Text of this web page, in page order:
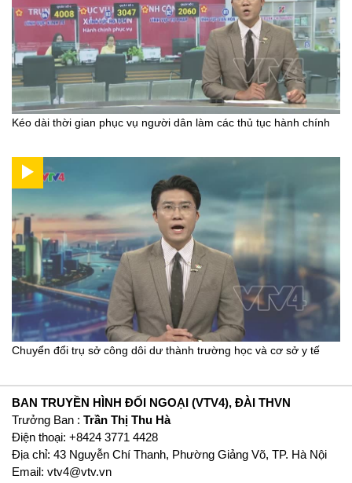
Kéo dài thời gian phục vụ người dân làm các thủ tục hành chính
Chuyển đổi trụ sở công dôi dư thành trường học và cơ sở y tế
BAN TRUYỀN HÌNH ĐỐI NGOẠI (VTV4), ĐÀI THVN
Trưởng Ban : Trần Thị Thu Hà
Ðiện thoại: +8424 3771 4428
Địa chỉ: 43 Nguyễn Chí Thanh, Phường Giảng Võ, TP. Hà Nội
Email: vtv4@vtv.vn